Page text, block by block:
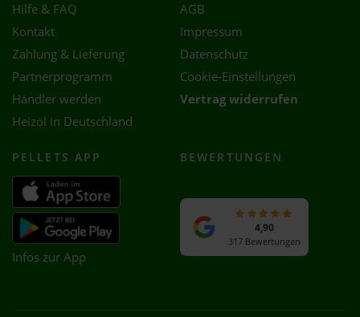
Hilfe & FAQ
Kontakt
Zahlung & Lieferung
Partnerprogramm
Händler werden
Heizöl in Deutschland
AGB
Impressum
Datenschutz
Cookie-Einstellungen
Vertrag widerrufen
PELLETS APP
Infos zur App
BEWERTUNGEN
4,90
317 Bewertungen